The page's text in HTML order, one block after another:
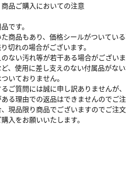
商品ご購入においての注意
です。
商品もあり、価格シールがついている
切れの場合がございます。
ない汚れ等が若干ある場合がございま
、使用に差し支えのない付属品がない
いておりません。
ご質問には誠に申し訳ありませんが
る理由での返品はできませんのでご注
現品限り商品でございますのでご注
入をお願いいたします。